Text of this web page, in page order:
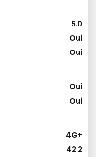
5.0
Oui
Oui
Oui
Oui
4G+
42.2